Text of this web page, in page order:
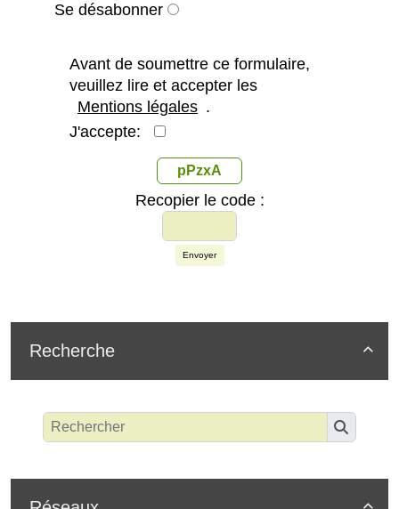
Se désabonner
Avant de soumettre ce formulaire,
veuillez lire et accepter les
Mentions légales .
J'accepte:
pPzxA
Recopier le code :
Envoyer

Recherche
